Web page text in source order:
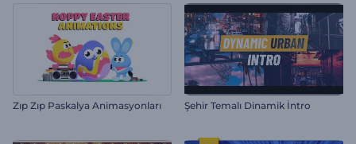
Zıp Zıp Paskalya Animasyonları Şehir Temalı Dinamik İntro